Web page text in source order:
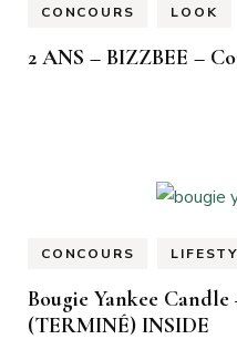
CONCOURS LOOK
2 ANS – BIZZBEE –
CONCOURS
Bougie Yankee Candle
(TERMINÉ) INSIDE